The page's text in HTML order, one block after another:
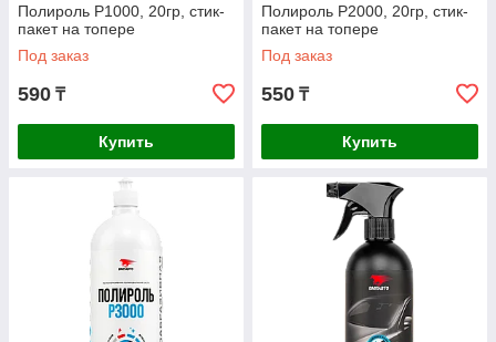
Полироль Р1000, 20гр, стик-
пакет на топере
Под заказ
590 ₸
Купить
Полироль Р2000, 20гр, стик-
пакет на топере
Под заказ
550 ₸
Купить